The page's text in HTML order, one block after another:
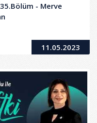
- Merve
11.05.2023